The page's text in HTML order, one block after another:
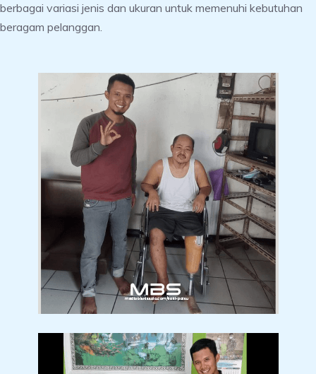
berbagai variasi jenis dan ukuran untuk memenuhi kebutuhan
beragam pelanggan.